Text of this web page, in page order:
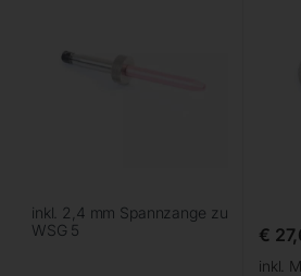
inkl. 2,4 mm Spannzange zu
WSG 5
€
inkl.